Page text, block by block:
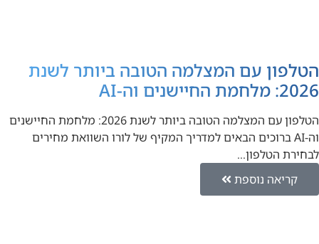
הטלפון עם המצלמה הטובה ביותר לשנת
2026: מלחמת החיישנים וה-AI
הטלפון עם המצלמה הטובה ביותר לשנת 2026: מלחמת החיישנים
וה-AI ברוכים הבאים למדריך המקיף של לורו השוואת מחירים
לבחירת הטלפון…
קריאה נוספת